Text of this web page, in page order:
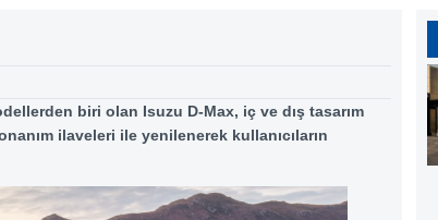
biri olan Isuzu D-Max, iç ve dış tasarım
ilaveleri ile yenilenerek kullanıcıların